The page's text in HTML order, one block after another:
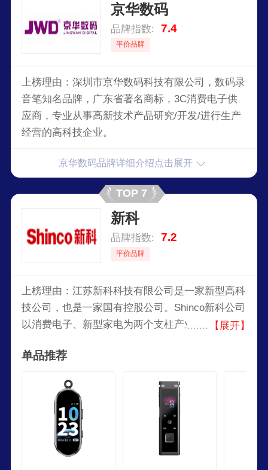
京华数码
品牌指数: 7.4
平价品牌
上榜理由：深圳市京华数码科技有限公司，数码录
音笔知名品牌，广东省著名商标，3C消费电子供
应商，专业从事高新技术产品研究/开发/进行生产
经营的高科技企业。
京华数码品牌详细介绍点击展开
TOP 7
新科
品牌指数: 7.2
平价品牌
上榜理由：江苏新科科技有限公司是一家新型高科
技公司，也是一家国有控股公司。Shinco新科公司
以消费电子、新型家电为两个支柱产业，主要生产
Shinco新科公司以“诚信卓越，科技领先”为口号，
名商标”的荣誉。
【展开】
单品推荐